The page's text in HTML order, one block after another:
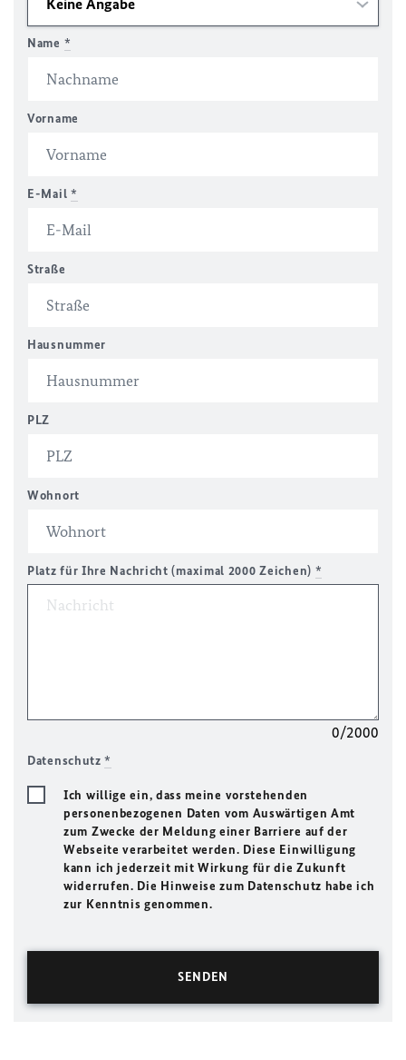
Name *
Vorname
E-Mail *
Straße
Hausnummer
PLZ
Wohnort
Platz für Ihre Nachricht (maximal 2000 Zeichen) *
0/2000
Datenschutz*
Ich willige ein, dass meine vorstehenden
personenbezogenen Daten vom Auswärtigen Amt
zum Zwecke der Meldung einer Barriere auf der
Webseite verarbeitet werden. Diese Einwilligung
kann ich jederzeit mit Wirkung für die Zukunft
widerrufen. Die Hinweise zum Datenschutz habe ich
zur Kenntnis genommen.